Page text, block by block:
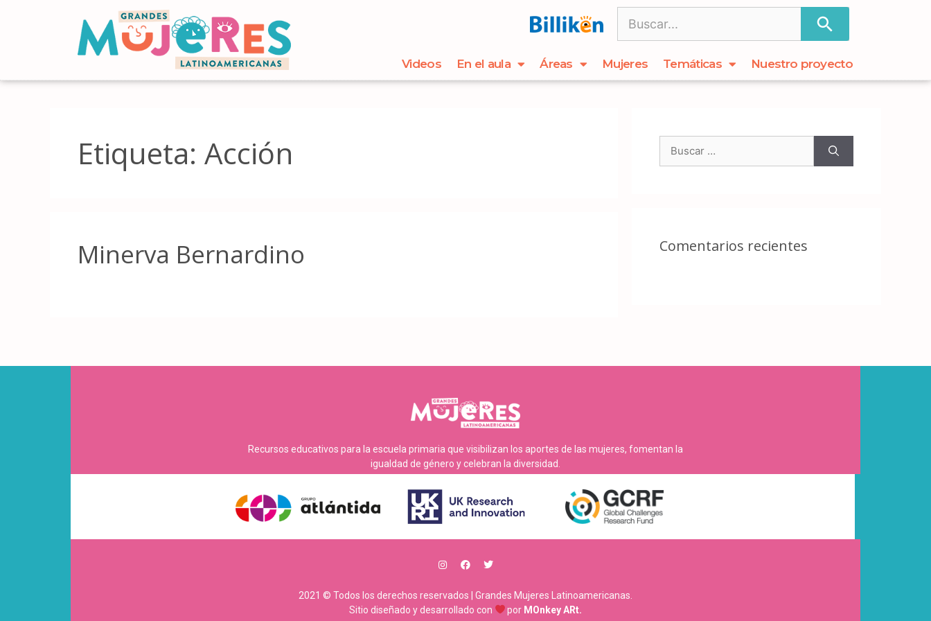
Videos En el aula Áreas Mujeres Temáticas Nuestro proyecto
Etiqueta: Acción
Minerva Bernardino Comentarios recientes
Recursos educativos para la escuela primaria que visibilizan los aportes de las mujeres, fomentan la
igualdad de género y celebran la diversidad.
2021 © Todos los derechos reservados | Grandes Mujeres Latinoamericanas.
Sitio diseñado y desarrollado con
por MOnkey ARt.